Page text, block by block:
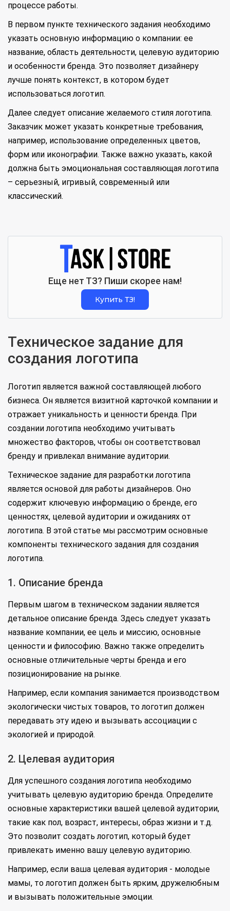
процессе работы.
В первом пункте технического задания необходимо
указать основную информацию о компании: ее
название, область деятельности, целевую аудиторию
и особенности бренда. Это позволяет дизайнеру
лучше понять контекст, в котором будет
использоваться логотип.
Далее следует описание желаемого стиля логотипа.
Заказчик может указать конкретные требования,
например, использование определенных цветов,
форм или иконографии. Также важно указать, какой
должна быть эмоциональная составляющая логотипа
– серьезный, игривый, современный или
классический.
Еще нет ТЗ? Пиши скорее нам!
Купить ТЗ!
Техническое задание для
создания логотипа
Логотип является важной составляющей любого
бизнеса. Он является визитной карточкой компании и
отражает уникальность и ценности бренда. При
создании логотипа необходимо учитывать
множество факторов, чтобы он соответствовал
бренду и привлекал внимание аудитории.
Техническое задание для разработки логотипа
является основой для работы дизайнеров. Оно
содержит ключевую информацию о бренде, его
ценностях, целевой аудитории и ожиданиях от
логотипа. В этой статье мы рассмотрим основные
компоненты технического задания для создания
логотипа.
1. Описание бренда
Первым шагом в техническом задании является
детальное описание бренда. Здесь следует указать
название компании, ее цель и миссию, основные
ценности и философию. Важно также определить
основные отличительные черты бренда и его
позиционирование на рынке.
Например, если компания занимается производством
экологически чистых товаров, то логотип должен
передавать эту идею и вызывать ассоциации с
экологией и природой.
2. Целевая аудитория
Для успешного создания логотипа необходимо
учитывать целевую аудиторию бренда. Определите
основные характеристики вашей целевой аудитории,
такие как пол, возраст, интересы, образ жизни и т.д.
Это позволит создать логотип, который будет
привлекать именно вашу целевую аудиторию.
Например, если ваша целевая аудитория - молодые
мамы, то логотип должен быть ярким, дружелюбным
и вызывать положительные эмоции.